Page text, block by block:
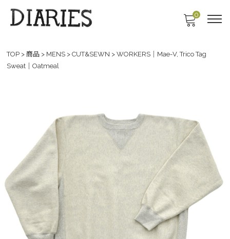
0
TOP > 商品 > MENS > CUT&SEWN > WORKERS｜Mae-V, Trico Tag
Sweat｜Oatmeal